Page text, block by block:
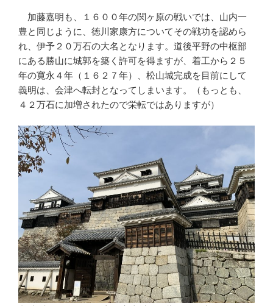
加藤嘉明も、１６００年の関ヶ原の戦いでは、山内一
豊と同じように、徳川家康方についてその戦功を認めら
れ、伊予２０万石の大名となります。道後平野の中枢部
にある勝山に城郭を築く許可を得ますが、着工から２５
年の寛永４年（１６２７年）、松山城完成を目前にして
義明は、会津へ転封となってしまいます。（もっとも、
４２万石に加増されたので栄転ではありますが）